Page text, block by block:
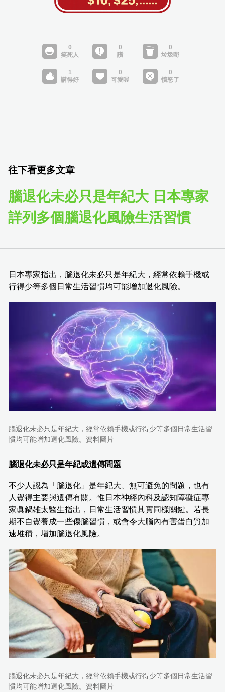
往下看更多文章
腦退化未必只是年紀大 日本專家
詳列多個腦退化風險生活習慣
日本專家指出，腦退化未必只是年紀大，經常依賴手機或
行得少等多個日常生活習慣均可能增加退化風險。
腦退化未必只是年紀大，經常依賴手機或行得少等多個日常生活習
慣均可能增加退化風險。資料圖片
腦退化未必只是年紀或遺傳問題
不少人認為「腦退化」是年紀大、無可避免的問題，也有
人覺得主要與遺傳有關。惟日本神經內科及認知障礙症專
家眞鍋雄太醫生指出，日常生活習慣其實同樣關鍵。若長
期不自覺養成一些傷腦習慣，或會令大腦內有害蛋白質加
速堆積，增加腦退化風險。
腦退化未必只是年紀大，經常依賴手機或行得少等多個日常生活習
慣均可能增加退化風險。資料圖片